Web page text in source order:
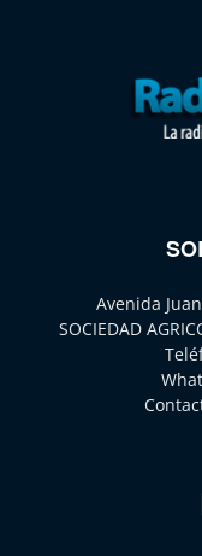
Avenida
SOCIEDAD